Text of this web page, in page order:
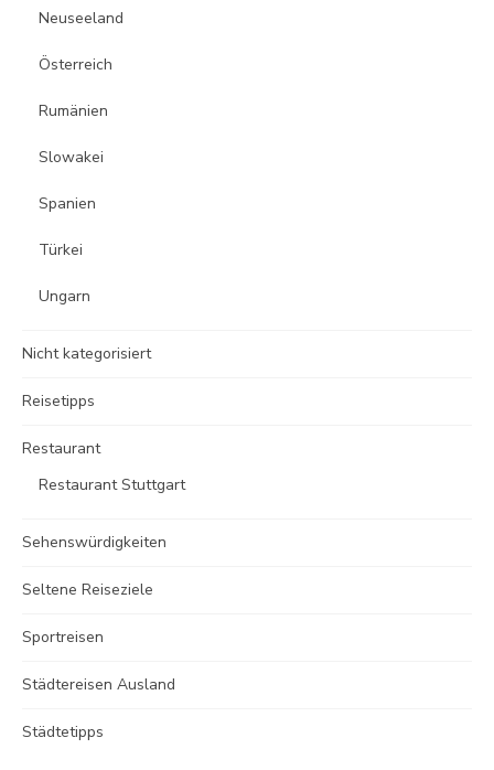
Neuseeland
Österreich
Rumänien
Slowakei
Spanien
Türkei
Ungarn
Nicht kategorisiert
Reisetipps
Restaurant
Restaurant Stuttgart
Sehenswürdigkeiten
Seltene Reiseziele
Sportreisen
Städtereisen Ausland
Städtetipps